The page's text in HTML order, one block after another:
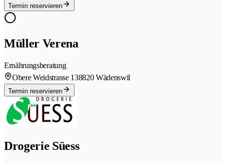
Termin reservieren
Müller Verena
Ernährungsberatung
Obere Weidstrasse 138820 Wädenswil
Termin reservieren
Drogerie Süess